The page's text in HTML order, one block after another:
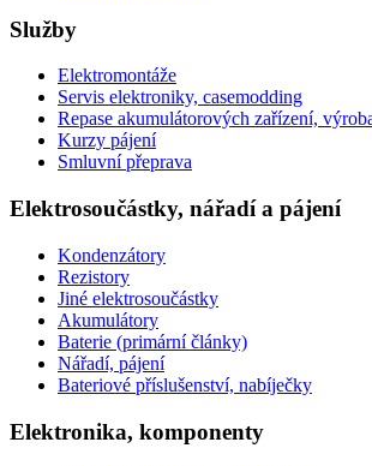
Služby
Elektromontáže
Servis elektroniky, casemodding
Repase akumulátorových zařízení,
Kurzy pájení
Smluvní přeprava
Elektrosoučástky, nářadí a pájení
Kondenzátory
Rezistory
Jiné elektrosoučástky
Akumulátory
Baterie (primární články)
Nářadí, pájení
Bateriové příslušenství, nabíječky
Elektronika, komponenty